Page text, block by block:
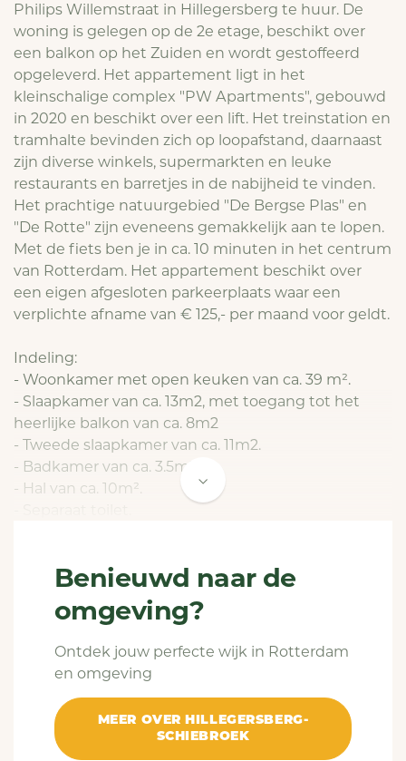
Philips Willemstraat in Hillegersberg te huur. De
woning is gelegen op de 2e etage, beschikt over
een balkon op het Zuiden en wordt gestoffeerd
opgeleverd. Het appartement ligt in het
kleinschalige complex "PW Apartments", gebouwd
in 2020 en beschikt over een lift. Het treinstation en
tramhalte bevinden zich op loopafstand, daarnaast
zijn diverse winkels, supermarkten en leuke
restaurants en barretjes in de nabijheid te vinden.
Het prachtige natuurgebied "De Bergse Plas" en
"De Rotte" zijn eveneens gemakkelijk aan te lopen.
Met de fiets ben je in ca. 10 minuten in het centrum
van Rotterdam. Het appartement beschikt over
een eigen afgesloten parkeerplaats waar een
verplichte afname van € 125,- per maand voor geldt.
Indeling:
- Woonkamer met open keuken van ca. 39 m².
- Slaapkamer van ca. 13m2, met toegang tot het
heerlijke balkon van ca. 8m2
- Tweede slaapkamer van ca. 11m2.
- Badkamer van ca. 3.5m².
- Hal van ca. 10m².
parkeerplaats.
Diverse kenmerken:
raambekleding.
- Voorzieningen keuken: kookplaat, afzuigkap,
koel-/vriescombinatie, vaatwasser en combi-
magnetron.
- Voorzieningen badkamer: inloop douche, wastafel,
Benieuwd naar de
omgeving?
Ontdek jouw perfecte wijk in Rotterdam
en omgeving
MEER OVER HILLEGERSBERG-
SCHIEBROEK